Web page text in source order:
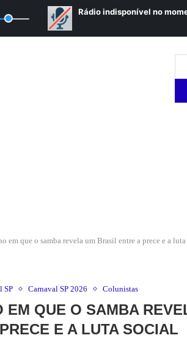
em que o samba revela um Brasil entre a prece e a
SP Carnaval SP 2026 Colunistas
EM QUE O SAMBA
E A LUTA SOCIAL